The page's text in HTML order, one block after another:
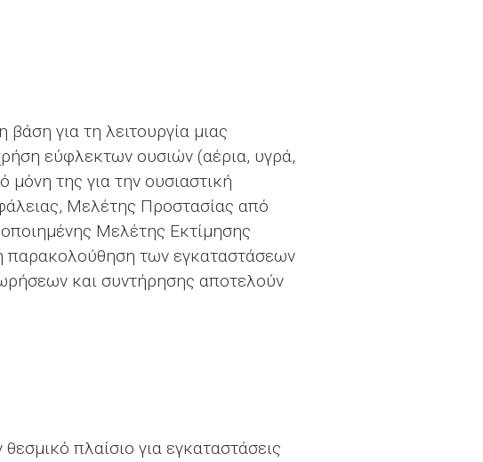
για τη λειτουργία μιας
εύφλεκτων ουσιών (αέρια, υγρά,
της για την ουσιαστική
Μελέτης Προστασίας από
Μελέτης Εκτίμησης
παρακολούθηση των εγκαταστάσεων
και συντήρησης αποτελούν
πλαίσιο για εγκαταστάσεις